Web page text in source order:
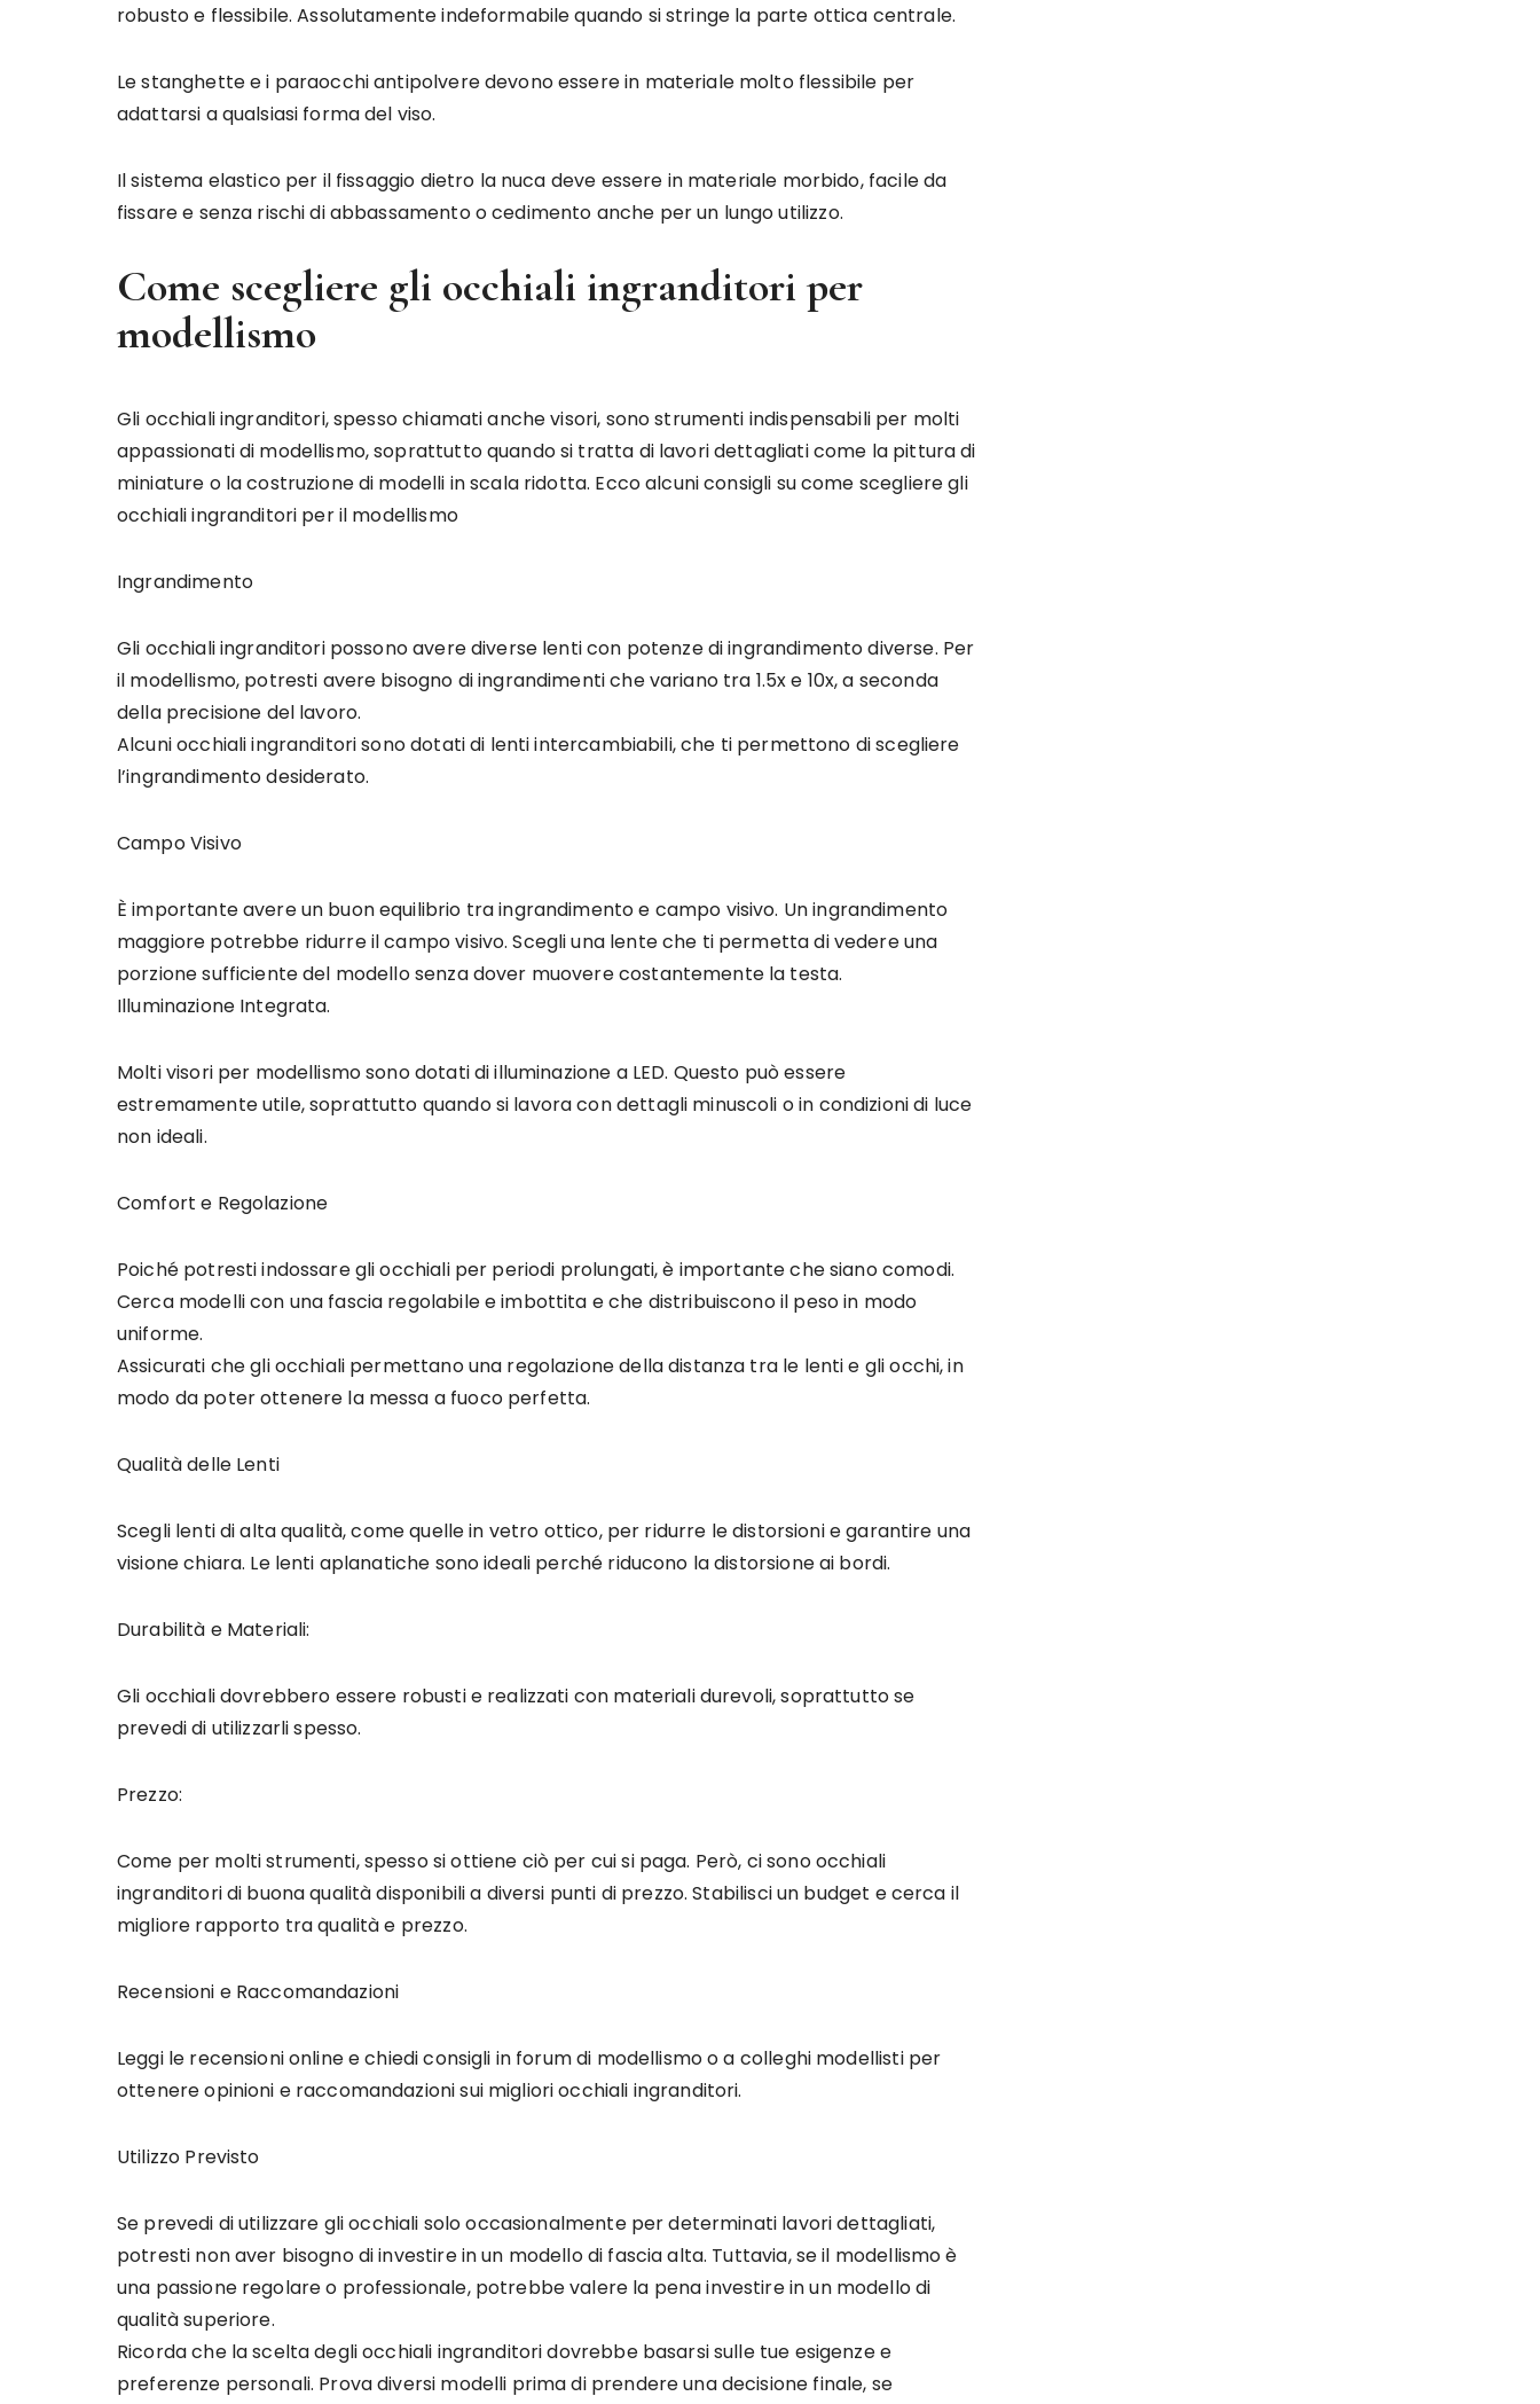
robusto e flessibile. Assolutamente indeformabile quando si stringe la parte ottica centrale.
Le stanghette e i paraocchi antipolvere devono essere in materiale molto flessibile per
adattarsi a qualsiasi forma del viso.
Il sistema elastico per il fissaggio dietro la nuca deve essere in materiale morbido, facile da
fissare e senza rischi di abbassamento o cedimento anche per un lungo utilizzo.
Come scegliere gli occhiali ingranditori per
modellismo
Gli occhiali ingranditori, spesso chiamati anche visori, sono strumenti indispensabili per molti
appassionati di modellismo, soprattutto quando si tratta di lavori dettagliati come la pittura di
miniature o la costruzione di modelli in scala ridotta. Ecco alcuni consigli su come scegliere gli
occhiali ingranditori per il modellismo
Ingrandimento
Gli occhiali ingranditori possono avere diverse lenti con potenze di ingrandimento diverse. Per
il modellismo, potresti avere bisogno di ingrandimenti che variano tra 1.5x e 10x, a seconda
della precisione del lavoro.
Alcuni occhiali ingranditori sono dotati di lenti intercambiabili, che ti permettono di scegliere
l’ingrandimento desiderato.
Campo Visivo
È importante avere un buon equilibrio tra ingrandimento e campo visivo. Un ingrandimento
maggiore potrebbe ridurre il campo visivo. Scegli una lente che ti permetta di vedere una
porzione sufficiente del modello senza dover muovere costantemente la testa.
Illuminazione Integrata.
Molti visori per modellismo sono dotati di illuminazione a LED. Questo può essere
estremamente utile, soprattutto quando si lavora con dettagli minuscoli o in condizioni di luce
non ideali.
Comfort e Regolazione
Poiché potresti indossare gli occhiali per periodi prolungati, è importante che siano comodi.
Cerca modelli con una fascia regolabile e imbottita e che distribuiscono il peso in modo
uniforme.
Assicurati che gli occhiali permettano una regolazione della distanza tra le lenti e gli occhi, in
modo da poter ottenere la messa a fuoco perfetta.
Qualità delle Lenti
Scegli lenti di alta qualità, come quelle in vetro ottico, per ridurre le distorsioni e garantire una
visione chiara. Le lenti aplanatiche sono ideali perché riducono la distorsione ai bordi.
Durabilità e Materiali:
Gli occhiali dovrebbero essere robusti e realizzati con materiali durevoli, soprattutto se
prevedi di utilizzarli spesso.
Prezzo:
Come per molti strumenti, spesso si ottiene ciò per cui si paga. Però, ci sono occhiali
ingranditori di buona qualità disponibili a diversi punti di prezzo. Stabilisci un budget e cerca il
migliore rapporto tra qualità e prezzo.
Recensioni e Raccomandazioni
Leggi le recensioni online e chiedi consigli in forum di modellismo o a colleghi modellisti per
ottenere opinioni e raccomandazioni sui migliori occhiali ingranditori.
Utilizzo Previsto
Se prevedi di utilizzare gli occhiali solo occasionalmente per determinati lavori dettagliati,
potresti non aver bisogno di investire in un modello di fascia alta. Tuttavia, se il modellismo è
una passione regolare o professionale, potrebbe valere la pena investire in un modello di
qualità superiore.
Ricorda che la scelta degli occhiali ingranditori dovrebbe basarsi sulle tue esigenze e
preferenze personali. Prova diversi modelli prima di prendere una decisione finale, se